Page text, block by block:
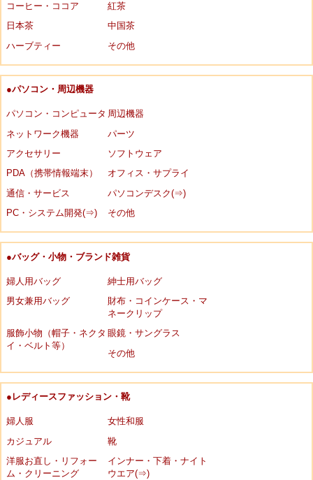
コーヒー・ココア
紅茶
日本茶
中国茶
ハーブティー
その他
●パソコン・周辺機器
パソコン・コンピュータ 周辺機器
ネットワーク機器
パーツ
アクセサリー
ソフトウェア
PDA（携帯情報端末）
オフィス・サプライ
通信・サービス
パソコンデスク(⇒)
PC・システム開発(⇒)
その他
●バッグ・小物・ブランド雑貨
婦人用バッグ
紳士用バッグ
男女兼用バッグ
財布・コインケース・マ
ネークリップ
服飾小物（帽子・ネクタ
イ・ベルト等）
眼鏡・サングラス
その他
●レディースファッション・靴
婦人服
女性和服
カジュアル
靴
洋服お直し・リフォー
ム・クリーニング
インナー・下着・ナイト
ウエア(⇒)